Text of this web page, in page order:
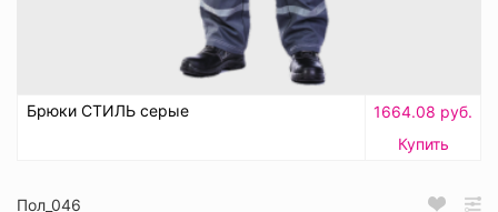
Брюки СТИЛЬ серые
1664.08 руб.
Купить
Пол_046